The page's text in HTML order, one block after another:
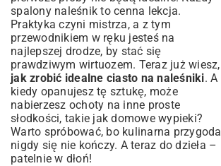
spalony naleśnik to cenna lekcja.
Praktyka czyni mistrza, a z tym
przewodnikiem w ręku jesteś na
najlepszej drodze, by stać się
prawdziwym wirtuozem. Teraz już wiesz,
jak zrobić idealne ciasto na naleśniki. A
kiedy opanujesz tę sztukę, może
nabierzesz ochoty na inne proste
słodkości, takie jak domowe wypieki?
Warto spróbować, bo kulinarna przygoda
nigdy się nie kończy. A teraz do dzieła –
patelnie w dłoń!